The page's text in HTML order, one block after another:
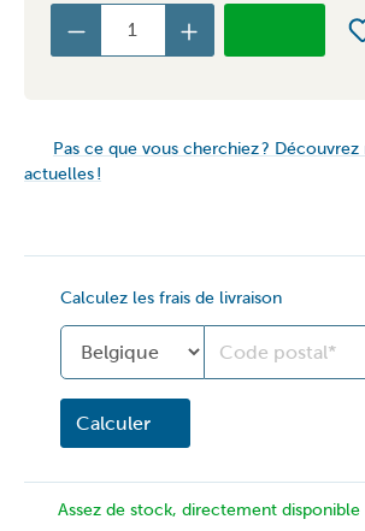
Pas ce que vous cherchiez ?
actuelles !
Assez de stock, directement disponible
Calculez les frais de livraison
Calculer